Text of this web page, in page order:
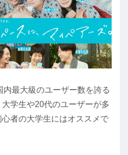
内最大級のユーザー数を誇る
学生や20代のユーザーが多
者の大学生にはオススメで